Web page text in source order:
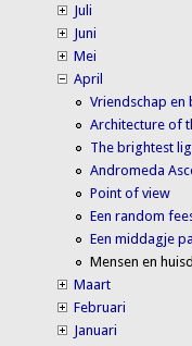
Juli
Juni
Mei
April
Vriendschap
Architecture of
The brightest
Andromeda
Point of view
Een random
Een middagje
Mensen en
Maart
Februari
Januari